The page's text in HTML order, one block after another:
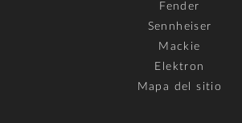
Fender
Sennheiser
Mackie
Elektron
Mapa del sitio